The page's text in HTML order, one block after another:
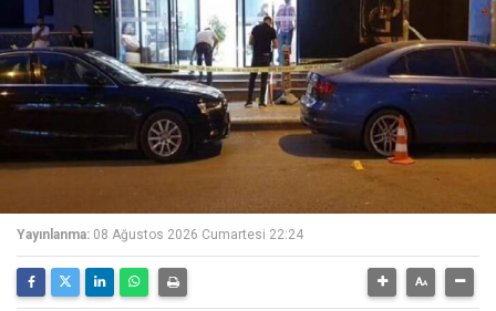
Yayınlanma: 08 Ağustos 2026 Cumartesi 22:24